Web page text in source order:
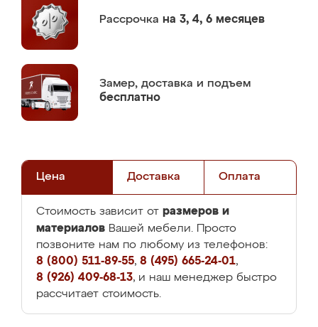
Рассрочка на 3, 4, 6 месяцев
Замер, доставка и подъем
бесплатно
Цена Доставка Оплата
Стоимость зависит от размеров и
материалов Вашей мебели. Просто
позвоните нам по любому из телефонов:
8 (800) 511-89-55, 8 (495) 665-24-01,
8 (926) 409-68-13, и наш менеджер быстро
рассчитает стоимость.